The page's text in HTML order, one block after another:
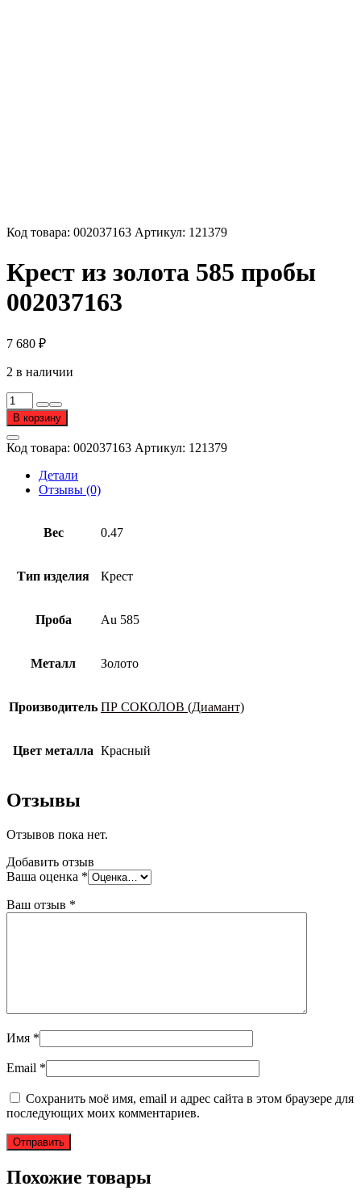
Код товара: 002037163 Артикул: 121379
Крест из золота 585 пробы
002037163
7 680 ₽
2 в наличии
Количество
товара
Крест
из
золота
пробы
В корзину
Код товара: 002037163 Артикул: 121379
Детали
Отзывы (0)
Вес 0.47
Тип изделия Крест
Проба Au 585
Металл Золото
Производитель ПР СОКОЛОВ (Диамант)
Цвет металла Красный
Отзывы
Отзывов пока нет.
Добавить отзыв
Ваша оценка *
Ваш отзыв *
Имя *
Email *
Сохранить моё имя, email и адрес сайта в этом браузере для
последующих моих комментариев.
Похожие товары